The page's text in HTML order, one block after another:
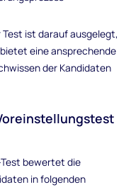
Test ist darauf ausgelegt,
eine ansprechende
der Kandidaten
bewertet die
in folgenden